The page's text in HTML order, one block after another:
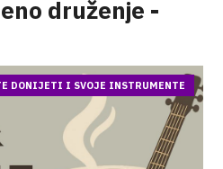
druženje -
DONIJETI I SVOJE INSTRUMENTE